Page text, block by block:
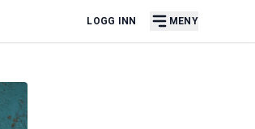
LOGG INN MENY